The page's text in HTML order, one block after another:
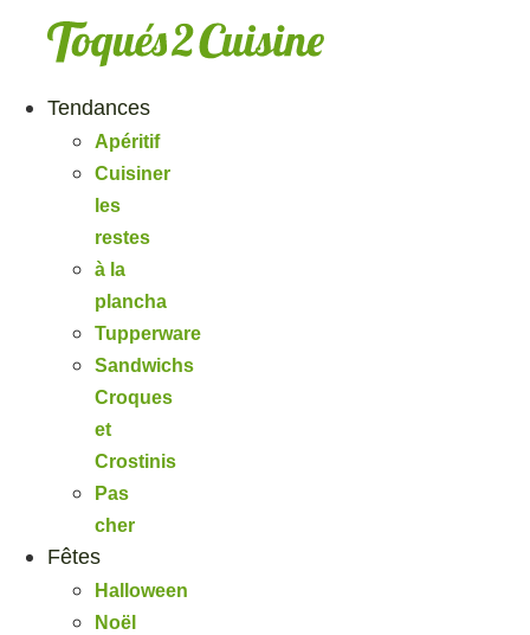
Tendances
Apéritif
Cuisiner
les
restes
à la
plancha
Tupperware
Sandwichs
Croques
et
Crostinis
Pas
cher
Fêtes
Halloween
Noël